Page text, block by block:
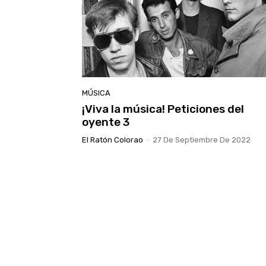
MÚSICA
¡Viva la música! Peticiones del
oyente 3
El Ratón Colorao - 27 De Septiembre De 2022